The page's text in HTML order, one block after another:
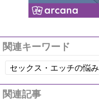
関連キーワード
セックス・エッチの悩み
関連記事